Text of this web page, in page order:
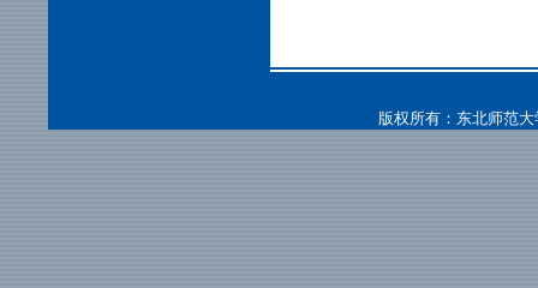
版权所有：东北师范